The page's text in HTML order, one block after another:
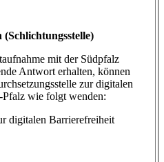
mit der Südpfalz
Antwort erhalten, können
zur digitalen
wie folgt wenden:
digitalen Barrierefreiheit